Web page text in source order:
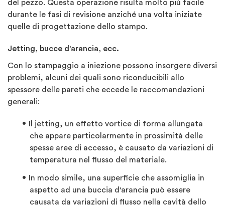
del pezzo. Questa operazione risulta molto più facile
durante le fasi di revisione anziché una volta iniziate
quelle di progettazione dello stampo.
Jetting, bucce d'arancia, ecc.
Con lo stampaggio a iniezione possono insorgere diversi
problemi, alcuni dei quali sono riconducibili allo
spessore delle pareti che eccede le raccomandazioni
generali:
Il jetting, un effetto vortice di forma allungata
che appare particolarmente in prossimità delle
spesse aree di accesso, è causato da variazioni di
temperatura nel flusso del materiale.
In modo simile, una superficie che assomiglia in
aspetto ad una buccia d'arancia può essere
causata da variazioni di flusso nella cavità dello